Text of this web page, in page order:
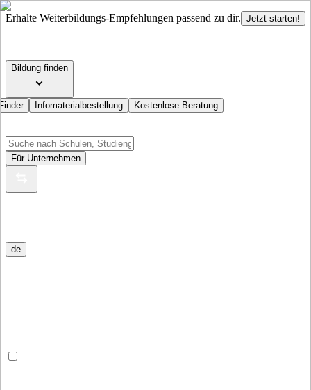
Erhalte Weiterbildungs-Empfehlungen passend zu dir. Jetzt starten!
Bildung finden
Infomaterialbestellung Kostenlose Beratung
Für Unternehmen
de